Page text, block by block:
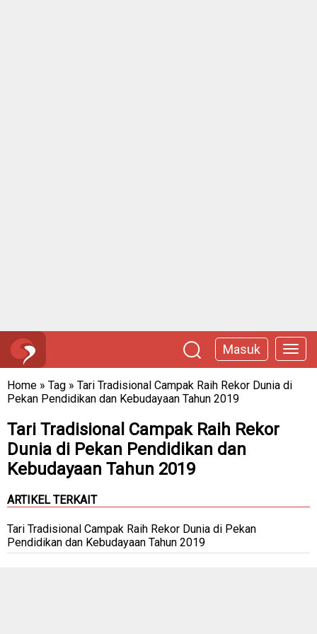
Masuk
Home » Tag » Tari Tradisional Campak Raih Rekor Dunia di
Pekan Pendidikan dan Kebudayaan Tahun 2019
Tari Tradisional Campak Raih Rekor
Dunia di Pekan Pendidikan dan
Kebudayaan Tahun 2019
ARTIKEL TERKAIT
Tari Tradisional Campak Raih Rekor Dunia di Pekan
Pendidikan dan Kebudayaan Tahun 2019